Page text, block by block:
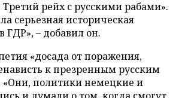
рейх с русскими рабами».
серьезная историческая
ГДР», – добавил он.
«досада от поражения,
к презренным русским
«Они, политики немецкие и